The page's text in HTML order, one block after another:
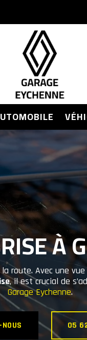
À
route. Avec une
, il est crucial de
Garage Eychenne.
05